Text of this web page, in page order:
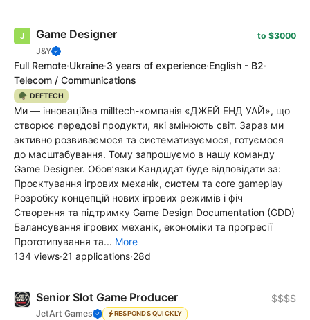
Game Designer
J&Y
to $3000
Full Remote·Ukraine·3 years of experience·English - B2·
Telecom / Communications
🪖 DEFTECH
Ми — інноваційна milltech-компанія «ДЖЕЙ ЕНД УАЙ», що
створює передові продукти, які змінюють світ. Зараз ми
активно розвиваємося та систематизуємося, готуємося
до масштабування. Тому запрошуємо в нашу команду
Game Designer. Обовʼязки Кандидат буде відповідати за:
Проєктування ігрових механік, систем та core gameplay
Розробку концепцій нових ігрових режимів і фіч
Створення та підтримку Game Design Documentation (GDD)
Балансування ігрових механік, економіки та прогресії
Прототипування та... More
134 views·21 applications·28d
Senior Slot Game Producer
JetArt Games RESPONDS QUICKLY
$$$$